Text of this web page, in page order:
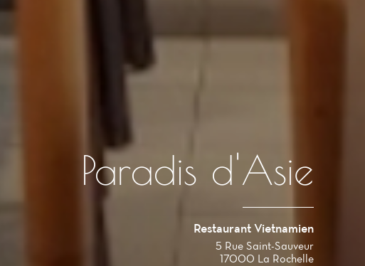
Paradis d'Asie
Restaurant Vietnamien
5 Rue Saint-Sauveur
17000 La Rochelle